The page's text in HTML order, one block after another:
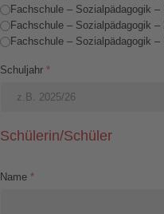
Fachschule – Sozialpädagogik
Fachschule – Sozialpädagogik
Fachschule – Sozialpädagogik
Schuljahr *
Schülerin/Schüler
Name *